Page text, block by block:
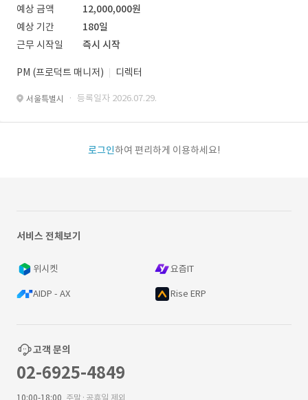
예상 금액
12,000,000원
예상 기간
180일
근무 시작일
즉시 시작
PM (프로덕트 매니저) 디렉터
서울특별시 · 등록일자 2026.07.29.
로그인하여 편리하게 이용하세요!
서비스 전체보기
위시켓 요즘IT
AIDP - AX Rise ERP
고객 문의
02-6925-4849
10:00-18:00 주말·공휴일 제외